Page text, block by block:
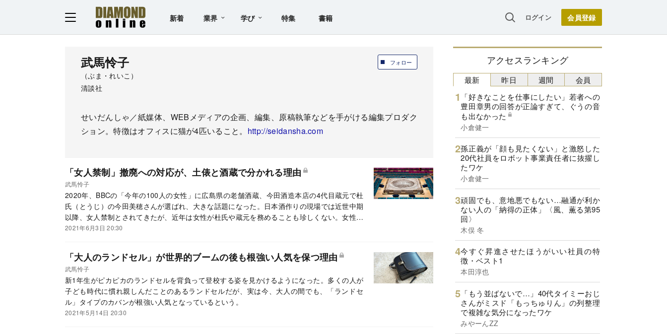
新着 業界 学び 特集 書籍 ログイン
フォロー
武馬怜子
（ぶま・れいこ）
清談社
せいだんしゃ／紙媒体、WEBメディアの企画、編集、原稿執筆などを手がける編集プロダク
ション。特徴はオフィスに猫が4匹いること。 http://seidansha.com
「女人禁制」撤廃への対応が、土俵と酒蔵で分かれる理由
武馬怜子
2020年、BBCの「今年の100人の女性」に広島県の老舗酒蔵、今田酒造本店の4代目蔵元で杜
氏（とうじ）の今田美穂さんが選ばれ、大きな話題になった。日本酒作りの現場では近世中期
以降、女人禁制とされてきたが、近年は女性が杜氏や蔵元を務めることも珍しくない。女性に
対する潜在的な「差別」が問題になることが多い中、伝統的な「女人禁制」の世界はどう変わ
2021年6月3日 20:30
「大人のランドセル」が世界的ブームの後も根強い人気を保つ理由
武馬怜子
新1年生がピカピカのランドセルを背負って登校する姿を見かけるようになった。多くの人が
子ども時代に慣れ親しんだことのあるランドセルだが、実は今、大人の間でも、「ランドセ
ル」タイプのカバンが根強い人気となっているという。
2021年5月14日 20:30
アクセスランキング
最新
「好きなことを仕事にしたい」若者への
豊田章男の回答が正論すぎて、ぐうの音
も出なかった
小倉健一
孫正義が「顔も見たくない」と激怒した
20代社員をロボット事業責任者に抜擢し
たワケ
小倉健一
頑固でも、意地悪でもない…融通が利か
ない人の「納得の正体」〈風、薫る第95
回〉
木俣 冬
今すぐ昇進させたほうがいい社員の特
徴・ベスト1
本田淳也
「もう並ばないで…」40代タイミーおじ
さんがミスド「もっちゅりん」の列整理
で複雑な気分になったワケ
みやーんZZ
昨日 週間 会員